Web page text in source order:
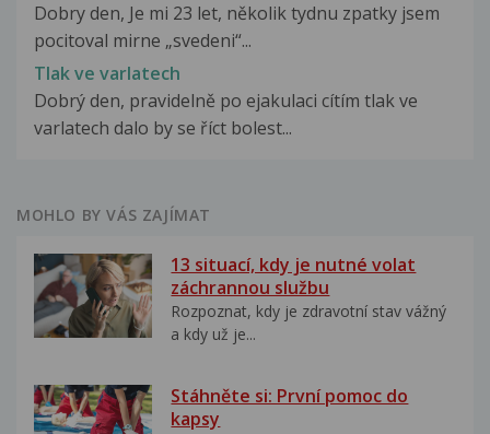
Dobry den, Je mi 23 let, několik tydnu zpatky jsem
pocitoval mirne „svedeni“...
Tlak ve varlatech
Dobrý den, pravidelně po ejakulaci cítím tlak ve
varlatech dalo by se říct bolest...
MOHLO BY VÁS ZAJÍMAT
13 situací, kdy je nutné volat
záchrannou službu
Rozpoznat, kdy je zdravotní stav vážný
a kdy už je...
Stáhněte si: První pomoc do
kapsy